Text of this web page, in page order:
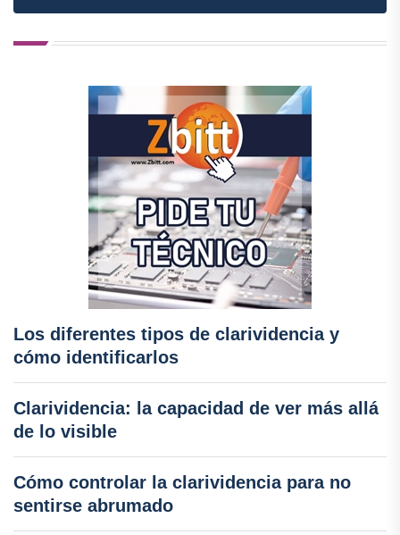
Los diferentes tipos de clarividencia y
cómo identificarlos
Clarividencia: la capacidad de ver más allá
de lo visible
Cómo controlar la clarividencia para no
sentirse abrumado